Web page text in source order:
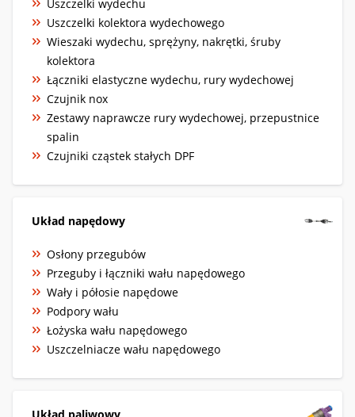
Uszczelki wydechu
Uszczelki kolektora wydechowego
Wieszaki wydechu, sprężyny, nakrętki, śruby
kolektora
Łączniki elastyczne wydechu, rury wydechowej
Czujnik nox
Zestawy naprawcze rury wydechowej, przepustnice
spalin
Czujniki cząstek stałych DPF
Układ napędowy
Osłony przegubów
Przeguby i łączniki wału napędowego
Wały i półosie napędowe
Podpory wału
Łożyska wału napędowego
Uszczelniacze wału napędowego